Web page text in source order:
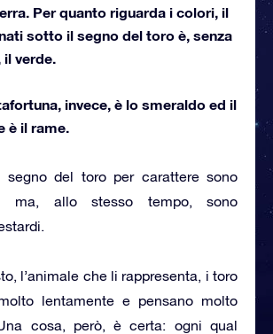
Per quanto riguarda i colori, il
sotto il segno del toro è, senza
il verde.
invece, è lo smeraldo ed il
è il rame.
del toro per carattere sono
ma, allo stesso tempo, sono
l’animale che li rappresenta, i toro
lentamente e pensano molto
cosa, però, è certa: ogni qual